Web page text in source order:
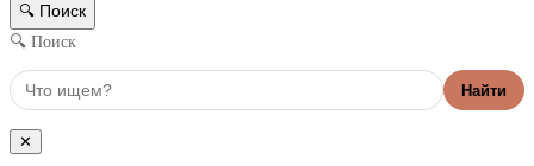
🔍 Поиск
🔍 Поиск
Найти
✕